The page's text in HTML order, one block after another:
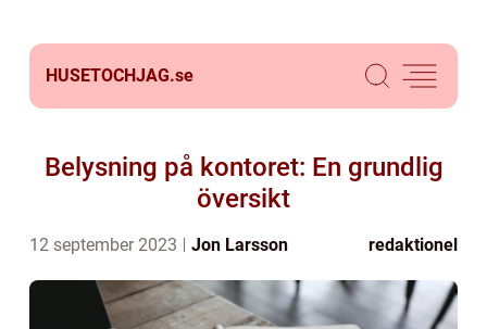
HUSETOCHJAG.se
Belysning på kontoret: En grundlig
översikt
12 september 2023 Jon Larsson redaktionel